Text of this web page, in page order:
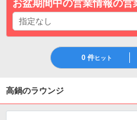
お盆期間中の営業情報の営
0 件ヒット
高鍋のラウンジ